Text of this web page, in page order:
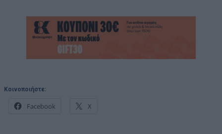
Κοινοποιήστε:
Facebook X